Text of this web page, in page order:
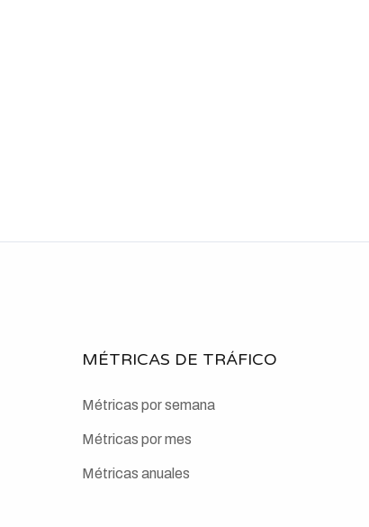
MÉTRICAS DE TRÁFICO
Métricas por semana
Métricas por mes
Métricas anuales